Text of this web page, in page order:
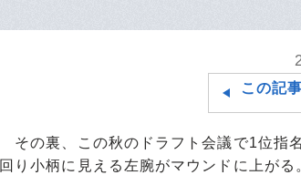
この記
その裏、この秋のドラフト会議で1位指
回り小柄に見える左腕がマウンドに上がる